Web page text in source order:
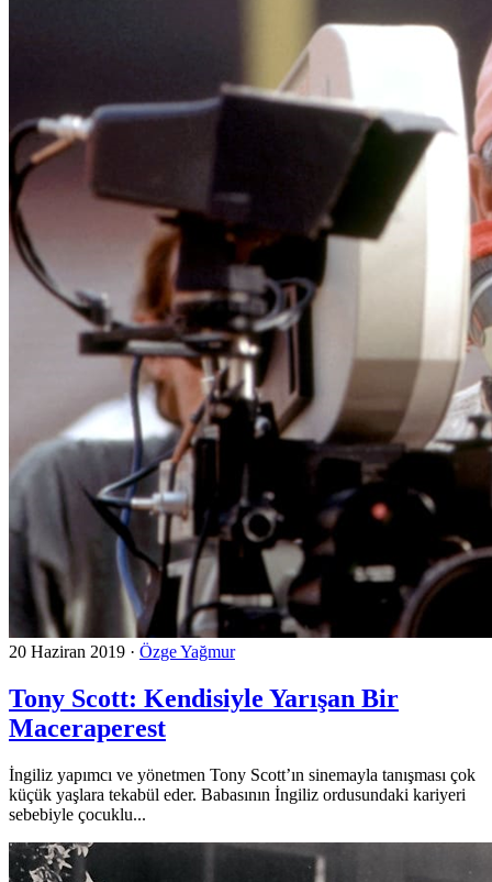
20 Haziran 2019 · Özge Yağmur
Tony Scott: Kendisiyle Yarışan Bir
Maceraperest
İngiliz yapımcı ve yönetmen Tony Scott’ın sinemayla tanışması çok
küçük yaşlara tekabül eder. Babasının İngiliz ordusundaki kariyeri
sebebiyle çocuklu...